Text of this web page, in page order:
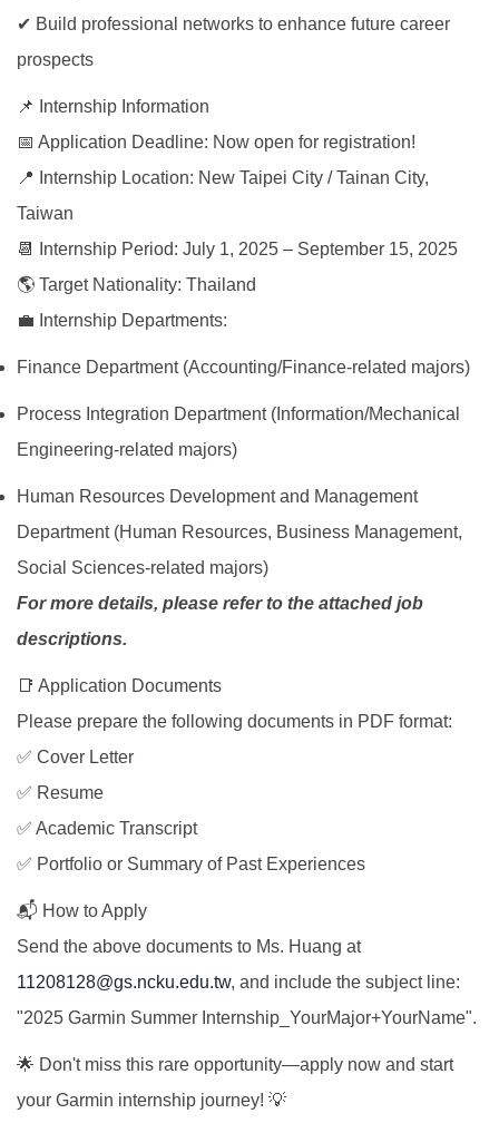
✔ Build professional networks to enhance future career
prospects
📌 Internship Information
📅 Application Deadline: Now open for registration!
📍 Internship Location: New Taipei City / Tainan City,
Taiwan
📆 Internship Period: July 1, 2025 – September 15, 2025
🌎 Target Nationality: Thailand
💼 Internship Departments:
Finance Department (Accounting/Finance-related majors)
Process Integration Department (Information/Mechanical
Engineering-related majors)
Human Resources Development and Management
Department (Human Resources, Business Management,
Social Sciences-related majors)
For more details, please refer to the attached job
descriptions.
📑 Application Documents
Please prepare the following documents in PDF format:
✅ Cover Letter
✅ Resume
✅ Academic Transcript
✅ Portfolio or Summary of Past Experiences
📬 How to Apply
Send the above documents to Ms. Huang at
11208128@gs.ncku.edu.tw, and include the subject line:
"2025 Garmin Summer Internship_YourMajor+YourName".
🌟 Don't miss this rare opportunity—apply now and start
your Garmin internship journey! 💡